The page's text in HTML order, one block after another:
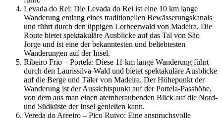
Levada do Rei: Die Levada do Rei ist eine 10 km lange
Wanderung entlang eines traditionellen Bewässerungskanals
und führt durch den üppigen Lorbeerwald von Madeira. Die
Route bietet spektakuläre Ausblicke auf das Tal von São
Jorge und ist eine der bekanntesten und beliebtesten
Wanderungen auf der Insel.
Ribeiro Frio – Portela: Diese 11 km lange Wanderung führt
durch den Laurissilva-Wald und bietet spektakuläre Ausblicke
auf die Berge und Täler von Madeira. Der Höhepunkt der
Wanderung ist der Aussichtspunkt auf der Portela-Passhöhe,
von dem aus man einen atemberaubenden Blick auf die Nord-
und Südküste der Insel genießen kann.
Vereda do Areeiro – Pico Ruivo: Eine anspruchsvolle